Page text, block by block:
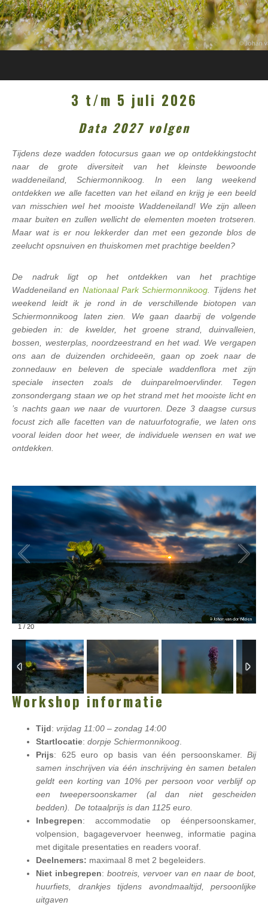
3 t/m 5 juli 2026
Data 2027 volgen
Tijdens deze wadden fotocursus gaan we op ontdekkingstocht
naar de grote diversiteit van het kleinste bewoonde
waddeneiland, Schiermonnikoog. In een lang weekend
ontdekken we alle facetten van het eiland en krijg je een beeld
van misschien wel het mooiste Waddeneiland! We zijn alleen
maar buiten en zullen wellicht de elementen moeten trotseren.
Maar wat is er nou lekkerder dan met een gezonde blos de
zeelucht opsnuiven en thuiskomen met prachtige beelden?
De nadruk ligt op het ontdekken van het prachtige
Waddeneiland en Nationaal Park Schiermonnikoog . Tijdens het
weekend leidt ik je rond in de verschillende biotopen van
Schiermonnikoog laten zien. We gaan daarbij de volgende
gebieden in: de kwelder, het groene strand, duinvalleien,
bossen, westerplas, noordzeestrand en het wad. We vergapen
ons aan de duizenden orchideeën, gaan op zoek naar de
zonnedauw en beleven de speciale waddenflora met zijn
speciale insecten zoals de duinparelmoervlinder. Tegen
zonsondergang staan we op het strand met het mooiste licht en
’s nachts gaan we naar de vuurtoren. Deze 3 daagse cursus
focust zich alle facetten van de natuurfotografie, we laten ons
vooral leiden door het weer, de individuele wensen en wat we
ontdekken.
1 / 20
Workshop informatie
Tijd: vrijdag 11:00 – zondag 14:00
Startlocatie: dorpje Schiermonnikoog
Prijs: 625 euro op basis van één persoonskamer. Bij
samen inschrijven via één inschrijving èn samen betalen
geldt een korting van 10% per persoon voor verblijf op
een tweepersoonskamer (al dan niet gescheiden
bedden). De totaalprijs is dan 1125 euro.
Inbegrepen: accommodatie op éénpersoonskamer,
volpension, bagagevervoer heenweg, informatie pagina
met digitale presentaties en readers vooraf.
Deelnemers: maximaal 8 met 2 begeleiders.
Niet inbegrepen: bootreis, vervoer van en naar de boot,
huurfiets, drankjes tijdens avondmaaltijd, persoonlijke
uitgaven